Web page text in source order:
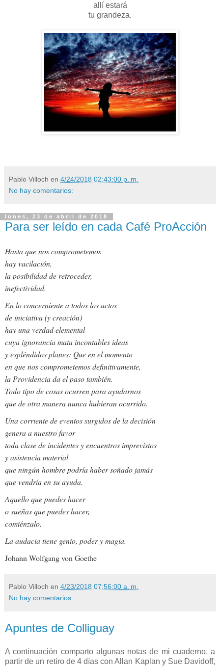
allí estará
tu grandeza.
Pablo Villoch en 4/24/2018 02:43:00 p. m.
No hay comentarios:
lunes, 23 de abril de 2018
Para ser leído en cada Café ProAcción
Hasta que nos comprometemos
hay vacilación,
la posibilidad de retroceder,
inefectividad.
En lo concerniente a todos los actos
de iniciativa (y creación)
hay una verdad elemental
cuya ignorancia mata incontables ideas
y espléndidos planes: Que en el momento
en que nos comprometemos definitivamente,
la Providencia da el paso también.
Todo tipo de cosas ocurren para ayudarnos
que de otra manera nunca hubieran ocurrido.
Una corriente de eventos surgidos de la decisión
genera a nuestro favor
toda clase de incidentes y encuentros imprevistos
y asistencia material
que ningún hombre podría haber soñado jamás
que vendría en su ayuda.
Aquello que puedes hacer
o sueñas que puedes hacer,
comiénzalo.
La audacia tiene genio, poder y magia.
Johann Wolfgang von Goethe
Pablo Villoch en 4/23/2018 07:56:00 a. m.
No hay comentarios:
Apuntes de Colliguay
A continuación comparto algunas notas de mi cuaderno, a
partir de un retiro de 4 días con Allan Kaplan y Sue Davidoff,